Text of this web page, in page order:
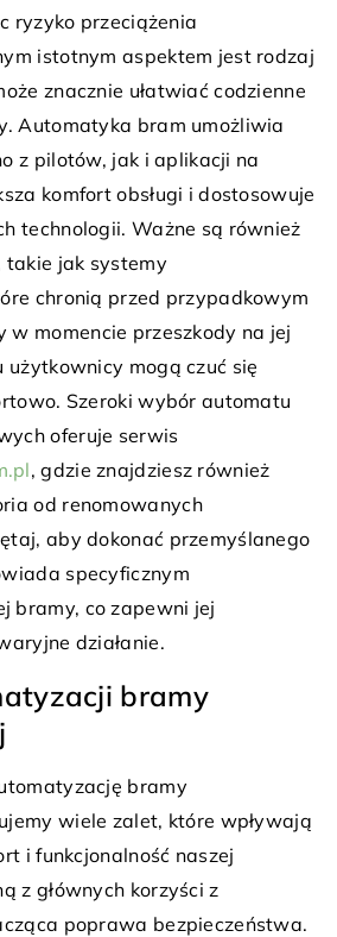
ryzyko przeciążenia
istotnym aspektem jest rodzaj
znacznie ułatwiać codzienne
Automatyka bram umożliwia
z pilotów, jak i aplikacji na
komfort obsługi i dostosowuje
technologii. Ważne są również
takie jak systemy
chronią przed przypadkowym
w momencie przeszkody na jej
użytkownicy mogą czuć się
Szeroki wybór automatu
oferuje serwis
, gdzie znajdziesz również
od renomowanych
aby dokonać przemyślanego
specyficznym
bramy, co zapewni jej
działanie.
bramy
bramy
wiele zalet, które wpływają
i funkcjonalność naszej
z głównych korzyści z
poprawa bezpieczeństwa.